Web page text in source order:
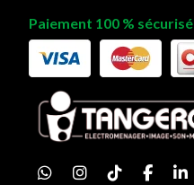
Paiement 100 % sécurisé